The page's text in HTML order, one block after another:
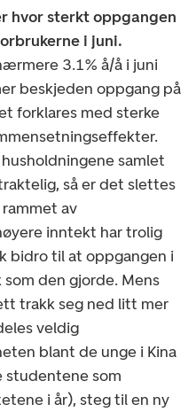
hvor sterkt oppgangen
i juni.
3.1% å/å i juni
beskjeden oppgang på
forklares med sterke
samlet
så er det slettes
av
inntekt har trolig
bidro til at oppgangen i
den gjorde. Mens
trakk seg ned litt mer
veldig
blant de unge i Kina
studentene som
i år), steg til en ny